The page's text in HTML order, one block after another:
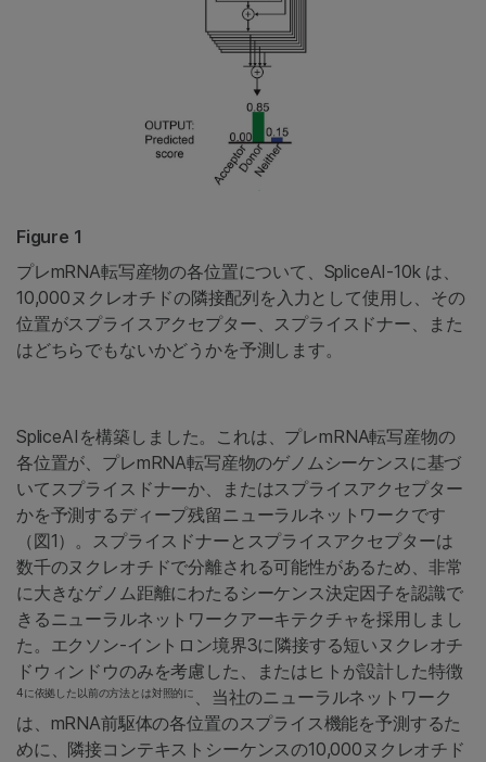
Figure 1
プレmRNA転写産物の各位置について、SpliceAI-10k は、
10,000ヌクレオチドの隣接配列を入力として使用し、その
位置がスプライスアクセプター、スプライスドナー、また
はどちらでもないかどうかを予測します。
SpliceAIを構築しました。これは、プレmRNA転写産物の
各位置が、プレmRNA転写産物のゲノムシーケンスに基づ
いてスプライスドナーか、またはスプライスアクセプター
かを予測するディープ残留ニューラルネットワークです
（図1）。スプライスドナーとスプライスアクセプターは
数千のヌクレオチドで分離される可能性があるため、非常
に大きなゲノム距離にわたるシーケンス決定因子を認識で
きるニューラルネットワークアーキテクチャを採用しまし
た。エクソン-イントロン境界3に隣接する短いヌクレオチ
ドウィンドウのみを考慮した 、またはヒトが設計した特徴
4に依拠した以前の方法とは対照的に
、当社のニューラルネットワーク
は、mRNA前駆体の各位置のスプライス機能を予測するた
めに、隣接コンテキストシーケンスの10,000ヌクレオチド